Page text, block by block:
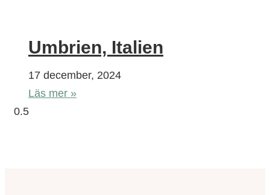
Umbrien, Italien
17 december, 2024
Läs mer »